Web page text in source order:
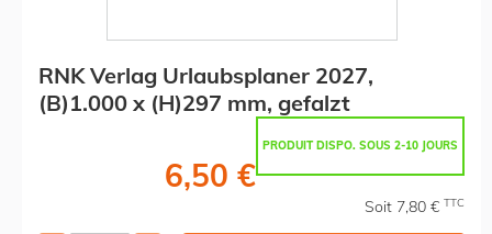
RNK Verlag Urlaubsplaner 2027,
(B)1.000 x (H)297 mm, gefalzt
PRODUIT DISPO. SOUS 2-10 JOURS
6,50 €
Soit 7,80 € TTC